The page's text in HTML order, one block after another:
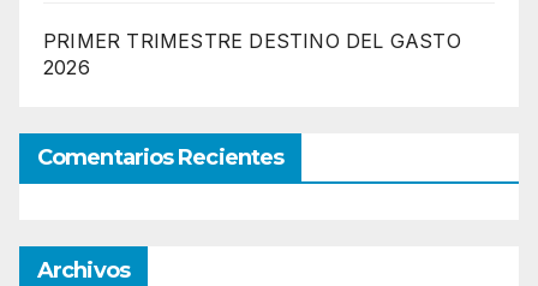
PRIMER TRIMESTRE DESTINO DEL GASTO
2026
Comentarios Recientes
Archivos